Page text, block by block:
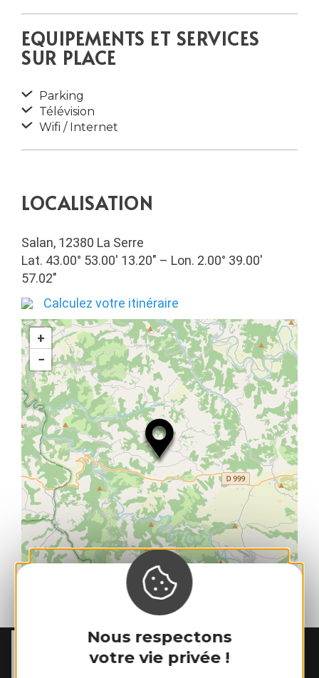
Nous respectons
votre vie privée !
EQUIPEMENTS ET SERVICES
SUR PLACE
Parking
Télévision
Wifi / Internet
LOCALISATION
Salan, 12380 La Serre
Lat. 43.00° 53.00′ 13.20″ – Lon. 2.00° 39.00′
57.02″
Calculez votre itinéraire
+
−
Leaflet | Map data © OpenStreetMap contributors
MAIRIE DEREBOURGUIL